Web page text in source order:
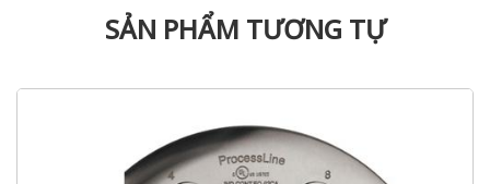
SẢN PHẨM TƯƠNG TỰ